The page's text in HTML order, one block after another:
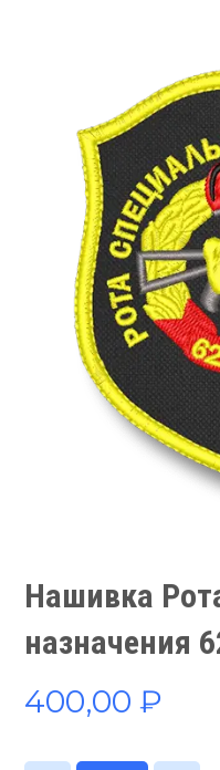
Нашивка
назначения
400,00₽